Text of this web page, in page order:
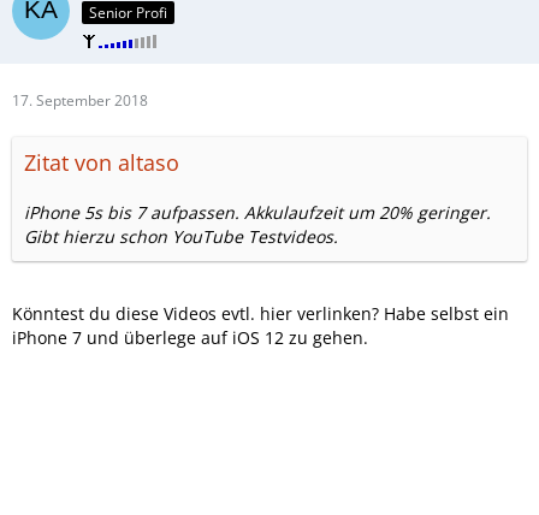
Senior Profi
17. September 2018
Zitat von altaso
iPhone 5s bis 7 aufpassen. Akkulaufzeit um 20% geringer.
Gibt hierzu schon YouTube Testvideos.
Könntest du diese Videos evtl. hier verlinken? Habe selbst ein
iPhone 7 und überlege auf iOS 12 zu gehen.